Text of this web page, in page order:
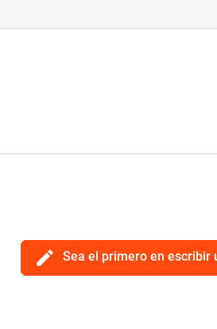
edit Sea el primero en escribir